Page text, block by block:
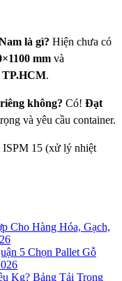
là gì? Hiện chưa có
mm và
TP.HCM.
không? Có! Đạt
và yêu cầu container.
ISPM 15 (xử lý nhiệt
Cho Hàng Hóa, Gạch,
5 Chọn Pallet Gỗ
Kg? Bảng Tải Trọng